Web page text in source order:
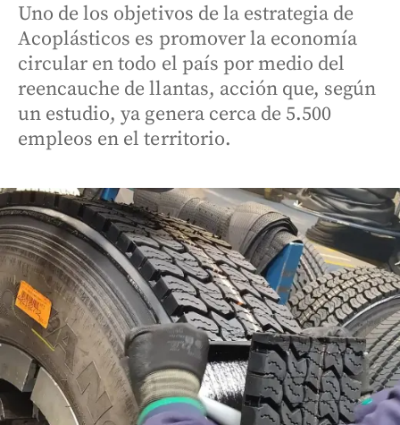
Uno de los objetivos de la estrategia de
Acoplásticos es promover la economía
circular en todo el país por medio del
reencauche de llantas, acción que, según
un estudio, ya genera cerca de 5.500
empleos en el territorio.